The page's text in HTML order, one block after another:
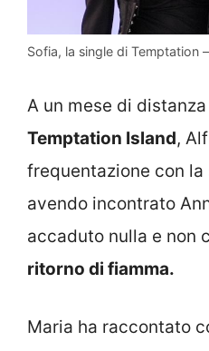
Sofia, la single di Temptation
A un mese di
Temptation Island,
frequentazione con
avendo incontrato
accaduto nulla e non
ritorno di fiamma.
Maria ha raccontato